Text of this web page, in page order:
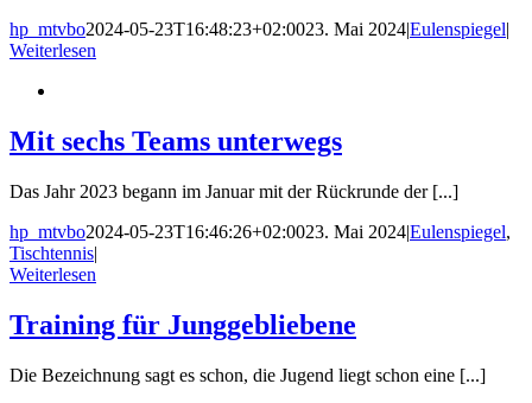
hp_mtvbo2024-05-23T16:48:23+02:0023. Mai 2024|Eulenspiegel|
Weiterlesen
Mit sechs Teams unterwegs
Das Jahr 2023 begann im Januar mit der Rückrunde der [...]
hp_mtvbo2024-05-23T16:46:26+02:0023. Mai 2024|Eulenspiegel,
Tischtennis|
Weiterlesen
Training für Junggebliebene
Die Bezeichnung sagt es schon, die Jugend liegt schon eine [...]